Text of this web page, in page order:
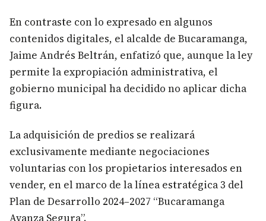
En contraste con lo expresado en algunos
contenidos digitales, el alcalde de Bucaramanga,
Jaime Andrés Beltrán, enfatizó que, aunque la ley
permite la expropiación administrativa, el
gobierno municipal ha decidido no aplicar dicha
figura.
La adquisición de predios se realizará
exclusivamente mediante negociaciones
voluntarias con los propietarios interesados en
vender, en el marco de la línea estratégica 3 del
Plan de Desarrollo 2024–2027 “Bucaramanga
Avanza Segura”.